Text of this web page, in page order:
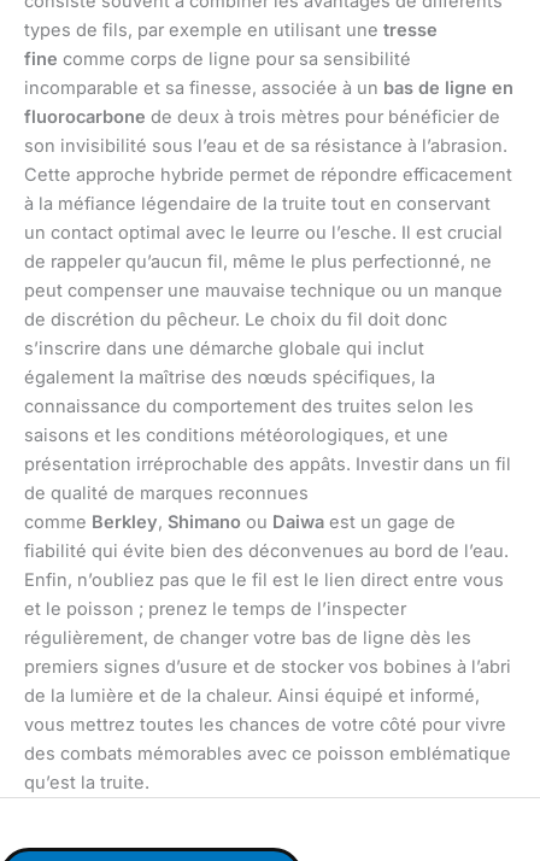
types de fils, par exemple en utilisant une tresse
fine comme corps de ligne pour sa sensibilité
incomparable et sa finesse, associée à un bas de ligne en
fluorocarbone de deux à trois mètres pour bénéficier de
son invisibilité sous l’eau et de sa résistance à l’abrasion.
Cette approche hybride permet de répondre efficacement
à la méfiance légendaire de la truite tout en conservant
un contact optimal avec le leurre ou l’esche. Il est crucial
de rappeler qu’aucun fil, même le plus perfectionné, ne
peut compenser une mauvaise technique ou un manque
de discrétion du pêcheur. Le choix du fil doit donc
s’inscrire dans une démarche globale qui inclut
également la maîtrise des nœuds spécifiques, la
connaissance du comportement des truites selon les
saisons et les conditions météorologiques, et une
présentation irréprochable des appâts. Investir dans un fil
de qualité de marques reconnues
comme Berkley, Shimano ou Daiwa est un gage de
fiabilité qui évite bien des déconvenues au bord de l’eau.
Enfin, n’oubliez pas que le fil est le lien direct entre vous
et le poisson ; prenez le temps de l’inspecter
régulièrement, de changer votre bas de ligne dès les
premiers signes d’usure et de stocker vos bobines à l’abri
de la lumière et de la chaleur. Ainsi équipé et informé,
vous mettrez toutes les chances de votre côté pour vivre
des combats mémorables avec ce poisson emblématique
qu’est la truite.